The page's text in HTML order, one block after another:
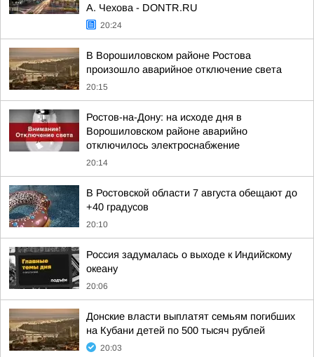
А. Чехова - DONTR.RU
20:24
В Ворошиловском районе Ростова
произошло аварийное отключение света
20:15
Ростов-на-Дону: на исходе дня в
Ворошиловском районе аварийно
отключилось электроснабжение
20:14
В Ростовской области 7 августа обещают до
+40 градусов
20:10
Россия задумалась о выходе к Индийскому
океану
20:06
Донские власти выплатят семьям погибших
на Кубани детей по 500 тысяч рублей
20:03